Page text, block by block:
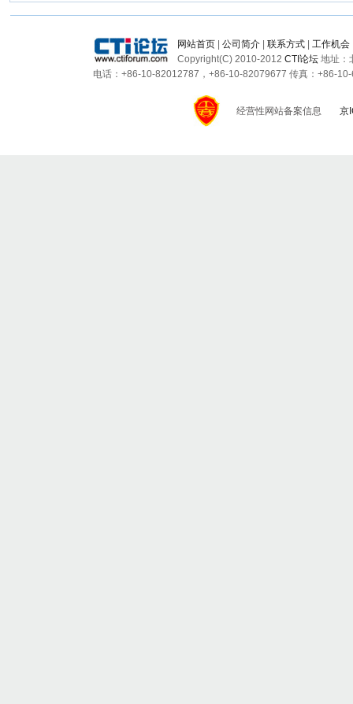
网站首页 公司简介 联系方式 工作机会
Copyright(C) 2010-2012 CTI论坛 地址：
电话：+86-10-82012787，+86-10-82079677 传真：+86-
经营性网站备案信息 京